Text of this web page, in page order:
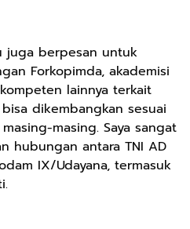
juga berpesan untuk
Forkopimda, akademisi
lainnya terkait
dikembangkan sesuai
masing. Saya sangat
hubungan antara TNI AD
IX/Udayana, termasuk